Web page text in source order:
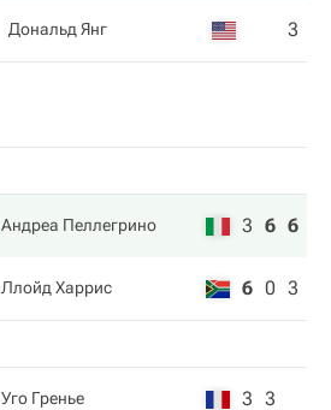
Дональд Янг 3
Андреа Пеллегрино 3 6 6
Ллойд Харрис 6 0 3
Уго Гренье 3 3